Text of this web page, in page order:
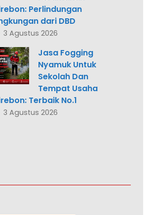
Perlindungan
dari DBD
3 Agustus 2026
Jasa Fogging
Nyamuk Untuk
Sekolah Dan
Tempat Usaha
Terbaik No.1
3 Agustus 2026